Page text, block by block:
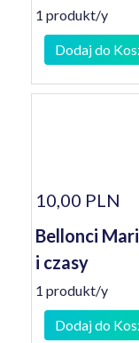
1 produkt/y
Dodaj do
10,00 PLN
Bellonci
i czasy
1 produkt/y
Dodaj do